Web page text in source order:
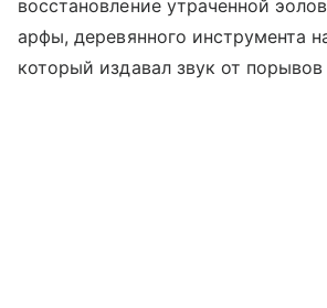
восстановление утраченной
арфы, деревянного инструмента
который издавал звук от порывов